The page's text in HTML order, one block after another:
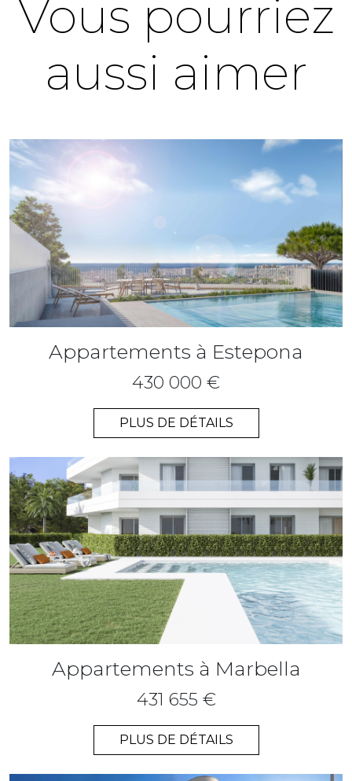
Vous pourriez
aussi aimer
Appartements à Estepona
430 000 €
PLUS DE DÉTAILS
Appartements à Marbella
431 655 €
PLUS DE DÉTAILS